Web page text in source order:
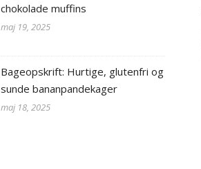
chokolade muffins
maj 19, 2025
Bageopskrift: Hurtige, glutenfri og
sunde bananpandekager
maj 18, 2025